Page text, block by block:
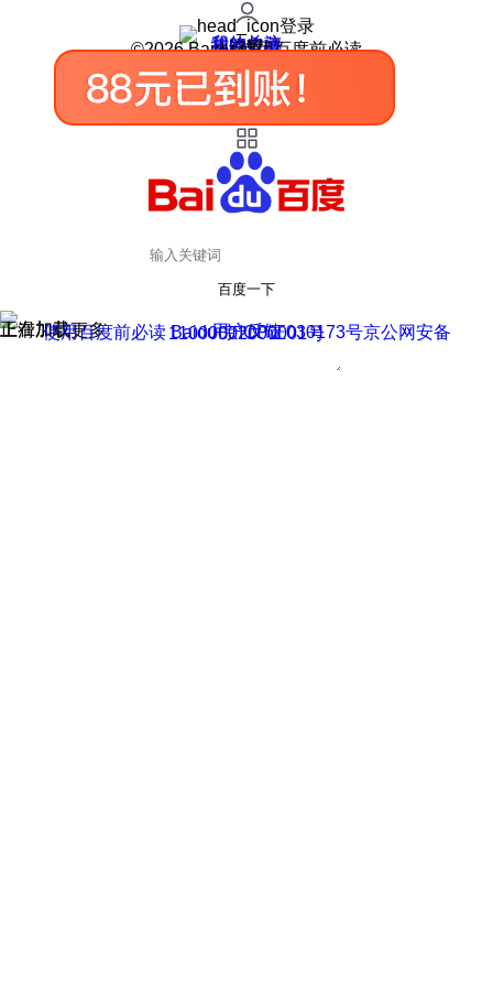
登录
我的关注
我的收藏
皮肤中心
用户反馈
设置
©2026 Baidu 使用百度前必读
百度一下
正在加载
上滑加载更多 用户反馈
使用百度前必读 Baidu 京ICP证030173号
京公网安备11000002000001号